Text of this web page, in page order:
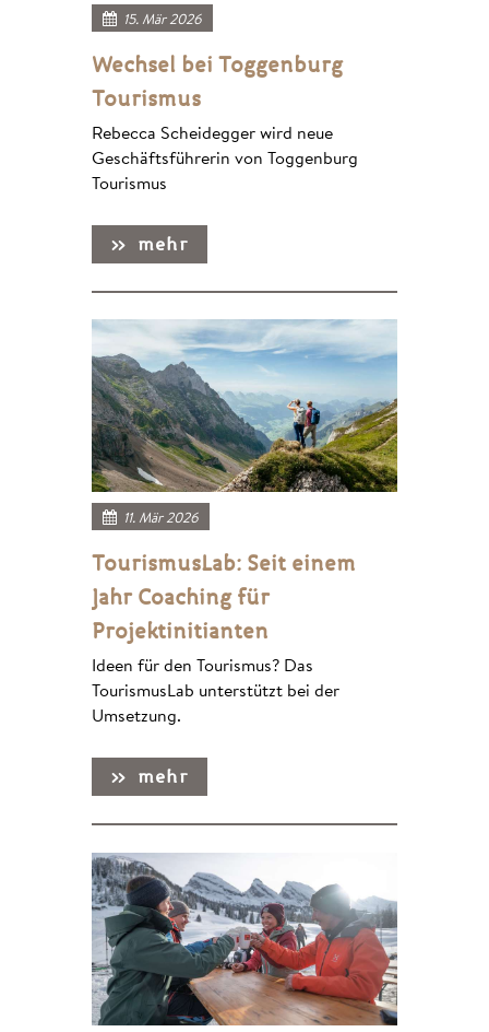
Wechsel bei Toggenburg
Tourismus
Rebecca Scheidegger wird neue
Geschäftsführerin von Toggenburg
Tourismus
15. Mär 2026
TourismusLab: Seit einem
Jahr Coaching für
Projektinitianten
Ideen für den Tourismus? Das
TourismusLab unterstützt bei der
Umsetzung.
11. Mär 2026